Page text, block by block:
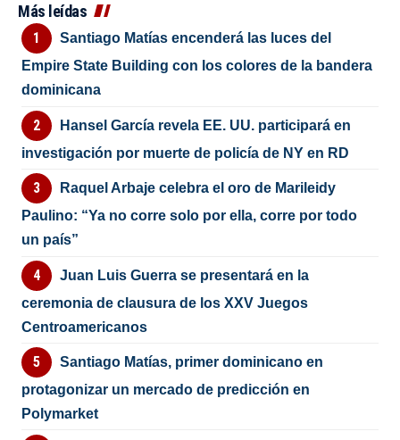
Más leídas
Santiago Matías encenderá las luces del
Empire State Building con los colores de la bandera
dominicana
Hansel García revela EE. UU. participará en
investigación por muerte de policía de NY en RD
Raquel Arbaje celebra el oro de Marileidy
Paulino: “Ya no corre solo por ella, corre por todo
un país”
Juan Luis Guerra se presentará en la
ceremonia de clausura de los XXV Juegos
Centroamericanos
Santiago Matías, primer dominicano en
protagonizar un mercado de predicción en
Polymarket